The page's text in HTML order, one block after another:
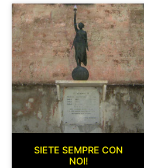
SIETE SEMPRE CON
NOI!